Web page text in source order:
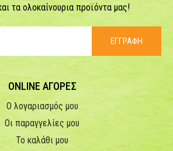
τα ολοκαίνουρια προϊόντα μας!
ΕΓΓΡΑΦΗ
ONLINE ΑΓΟΡΕΣ
Ο λογαριασμός μου
Οι παραγγελίες μου
Το καλάθι μου